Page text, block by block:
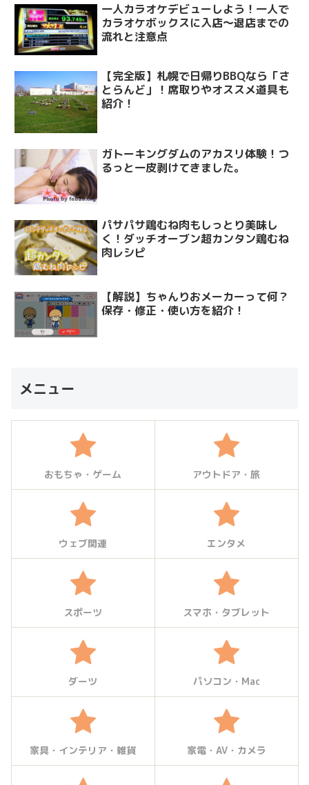
一人カラオケデビューしよう！一人で
カラオケボックスに入店～退店までの
流れと注意点
【完全版】札幌で日帰りBBQなら「さ
とらんど」！席取りやオススメ道具も
紹介！
ガトーキングダムのアカスリ体験！つ
るっと一皮剥けてきました。
パサパサ鶏むね肉もしっとり美味し
く！ダッチオーブン超カンタン鶏むね
肉レシピ
【解説】ちゃんりおメーカーって何？
保存・修正・使い方を紹介！
メニュー
おもちゃ・ゲーム アウトドア・旅
ウェブ関連 エンタメ
スポーツ スマホ・タブレット
ダーツ パソコン・Mac
家具・インテリア・雑貨 家電・AV・カメラ